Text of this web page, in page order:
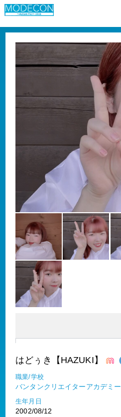
はどぅき【HAZUKI】
職業/学校
バンタンクリエイターアカデミー
生年月日
2002/08/12